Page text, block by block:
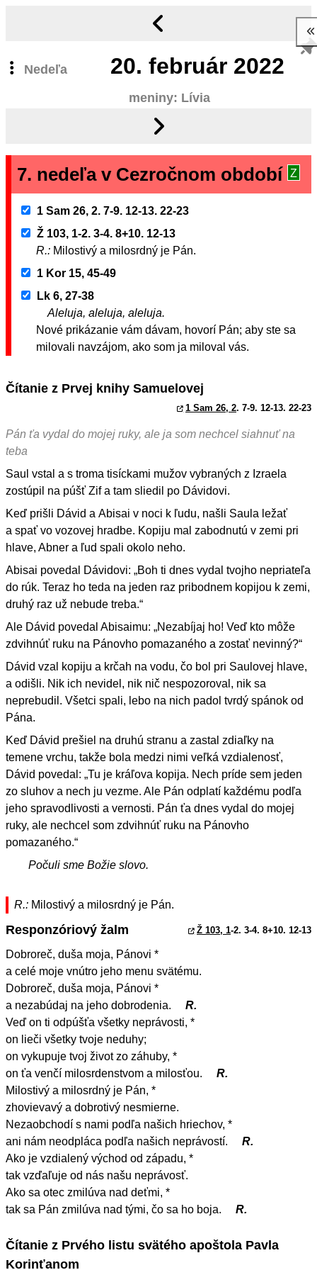
Nedeľa 20. február 2022
meniny: Lívia
7. nedeľa v Cezročnom období Z
1 Sam 26, 2. 7-9. 12-13. 22-23
Ž 103, 1-2. 3-4. 8+10. 12-13
R.: Milostivý a milosrdný je Pán.
1 Kor 15, 45-49
Lk 6, 27-38
Aleluja, aleluja, aleluja.
Nové prikázanie vám dávam, hovorí Pán; aby ste sa
milovali navzájom, ako som ja miloval vás.
Čítanie z Prvej knihy Samuelovej
1 Sam 26, 2. 7-9. 12-13. 22-23
Pán ťa vydal do mojej ruky, ale ja som nechcel siahnuť na
teba
Saul vstal a s troma tisíckami mužov vybraných z Izraela
zostúpil na púšť Zif a tam sliedil po Dávidovi.
Keď prišli Dávid a Abisai v noci k ľudu, našli Saula ležať
a spať vo vozovej hradbe. Kopiju mal zabodnutú v zemi pri
hlave, Abner a ľud spali okolo neho.
Abisai povedal Dávidovi: „Boh ti dnes vydal tvojho nepriateľa
do rúk. Teraz ho teda na jeden raz pribodnem kopijou k zemi,
druhý raz už nebude treba.“
Ale Dávid povedal Abisaimu: „Nezabíjaj ho! Veď kto môže
zdvihnúť ruku na Pánovho pomazaného a zostať nevinný?“
Dávid vzal kopiju a krčah na vodu, čo bol pri Saulovej hlave,
a odišli. Nik ich nevidel, nik nič nespozoroval, nik sa
neprebudil. Všetci spali, lebo na nich padol tvrdý spánok od
Pána.
Keď Dávid prešiel na druhú stranu a zastal zdiaľky na
temene vrchu, takže bola medzi nimi veľká vzdialenosť,
Dávid povedal: „Tu je kráľova kopija. Nech príde sem jeden
zo sluhov a nech ju vezme. Ale Pán odplatí každému podľa
jeho spravodlivosti a vernosti. Pán ťa dnes vydal do mojej
ruky, ale nechcel som zdvihnúť ruku na Pánovho
pomazaného.“
Počuli sme Božie slovo.
R.: Milostivý a milosrdný je Pán.
Responzóriový žalm Ž 103, 1-2. 3-4. 8+10. 12-13
Dobroreč, duša moja, Pánovi *
a celé moje vnútro jeho menu svätému.
Dobroreč, duša moja, Pánovi *
a nezabúdaj na jeho dobrodenia.
R.
Veď on ti odpúšťa všetky neprávosti, *
on lieči všetky tvoje neduhy;
on vykupuje tvoj život zo záhuby, *
on ťa venčí milosrdenstvom a milosťou.
R.
Milostivý a milosrdný je Pán, *
zhovievavý a dobrotivý nesmierne.
Nezaobchodí s nami podľa našich hriechov, *
ani nám neodpláca podľa našich neprávostí.
R.
Ako je vzdialený východ od západu, *
tak vzďaľuje od nás našu neprávosť.
Ako sa otec zmilúva nad deťmi, *
tak sa Pán zmilúva nad tými, čo sa ho boja.
R.
Čítanie z Prvého listu svätého apoštola Pavla
Korinťanom